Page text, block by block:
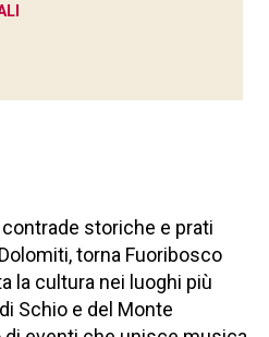
storiche e prati
torna Fuoribosco
la cultura nei luoghi più
Schio e del Monte